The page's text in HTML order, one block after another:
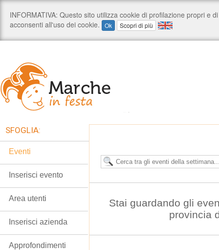
Stai guardando gli
provincia
SFOGLIA:
Eventi
Inserisci evento
Area utenti
Inserisci azienda
Approfondimenti